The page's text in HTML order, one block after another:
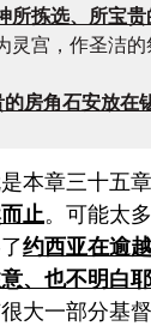
灵宫，作圣洁
房角石安放在
是本章三十
止。可能太
约西亚在逾
、也不明白
大一部分基